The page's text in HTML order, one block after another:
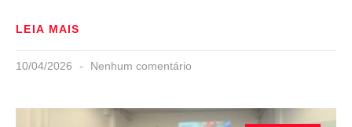
LEIA MAIS
10/04/2026 Nenhum comentário